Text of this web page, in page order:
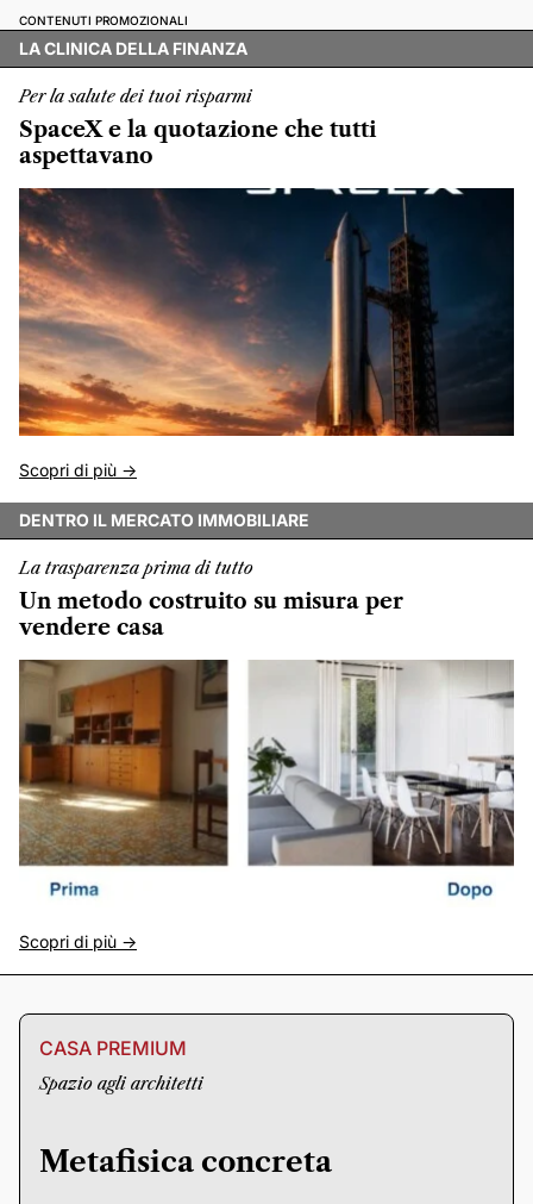
CONTENUTI PROMOZIONALI
LA CLINICA DELLA FINANZA
Per la salute dei tuoi risparmi
SpaceX e la quotazione che tutti
aspettavano
Scopri di più ->
DENTRO IL MERCATO IMMOBILIARE
La trasparenza prima di tutto
Un metodo costruito su misura per
vendere casa
Scopri di più ->
CASA PREMIUM
Spazio agli architetti
Metafisica concreta